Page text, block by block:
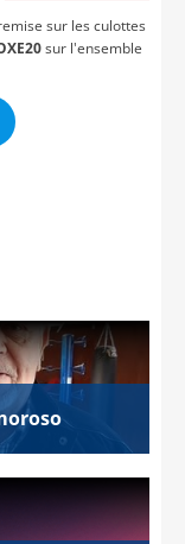
sur les culottes
sur l'ensemble